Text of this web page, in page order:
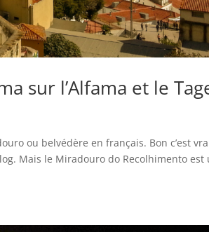
sur l’Alfama et le
ou belvédère en français. Bon c’est
Mais le Miradouro do Recolhimento est